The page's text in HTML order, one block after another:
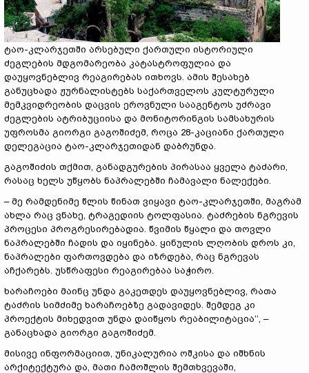
ტაო-კლარჯეთში არსებული ქართული ისტორიული
ძეგლების მდგომარეობა კატასტროფულია და
დაუყოვნებლივ რეაგირებას ითხოვს. ამის შესახებ
განუცხადა ჟურნალისტებს საქართველოს კულტურული
მემკვიდრეობის დაცვის ეროვნული სააგენტოს უძრავი
ძეგლების ატრიბუციისა და მონიტორინგის სამსახურის
უფროსმა გიორგი გაგოშიძემ, როცა 28-კაციანი ქართული
დელეგაცია ტაო-კლარჯეთიდან დაბრუნდა.
გაგოშიძის თქმით, განადგურების პირასაა ყველა ტაძარი,
რასაც ხელს უწყობს ნაპრალებში ჩამავალი ნალექები.
– მე რამდენიმე წლის წინათ ვიყავი ტაო-კლარჯეთში, მაგრამ
ახლა რაც ვნახე, ტრაგედიის ტოლფასია. ტაძრების ნგრევის
პროცესი პროგრესირებადია. წვიმის წყალი და თოვლი
ნაპრალებში ჩადის და იყინება. ყინულის ლღობის დროს კი,
ნაპრალები ფართოვდება და იზრდება, რაც ნგრევას
აჩქარებს. უსწრაფესი რეაგირებაა საჭირო.
ხარაჩოები მაინც უნდა გაკეთდეს დაუყოვნებლივ, რათა
ტაძრის სიმძიმე ხარაჩოებზე გადავიდეს. შემდეგ კი
პროექტის მიხედვით უნდა დაიწყოს რეაბილიტაცია’’, –
განაცხადა გიორგი გაგოშიძემ.
მისივე ინფორმაციით, უნიკალურია ოშკისა და იშხნის
არქიტექტურა და, მათი ჩამოშლის შემთხვევაში,